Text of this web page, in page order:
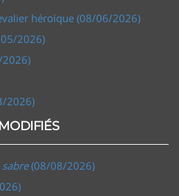
héroïque (08/06/2026)
2026)
2026)
(08/08/2026)